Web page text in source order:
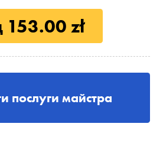
153.00 zł
послуги майстра